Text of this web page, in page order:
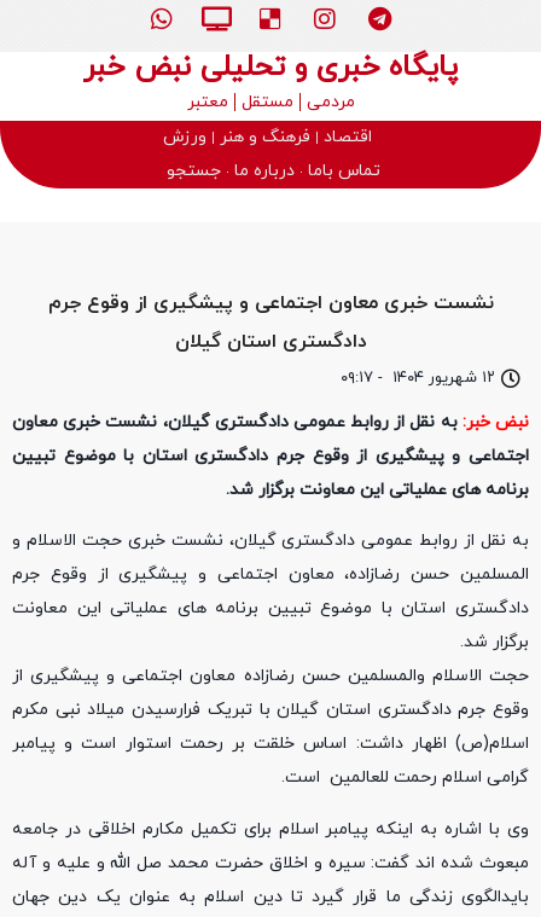
پایگاه خبری و تحلیلی نبض خبر
مردمی مستقل
معتبر
اقتصاد
فرهنگ و هنر
ورزش
تماس باما درباره ما جستجو
۱۲ شهریور ۱۴۰۴ - ۰۹:۱۷
نشست خبری معاون اجتماعی و پیشگیری از وقوع جرم
دادگستری استان گیلان
نبض خبر: به نقل از روابط عمومی دادگستری گیلان، نشست خبری معاون
اجتماعی و پیشگیری از وقوع جرم دادگستری استان با موضوع تبیین
برنامه های عملیاتی این معاونت برگزار شد‌.
به نقل از روابط عمومی دادگستری گیلان، نشست خبری حجت الاسلام و
المسلمین حسن رضازاده، معاون اجتماعی و پیشگیری از وقوع جرم
دادگستری استان با موضوع تبیین برنامه های عملیاتی این معاونت
برگزار شد‌.
حجت الاسلام والمسلمین حسن رضازاده معاون اجتماعی و پیشگیری از
وقوع جرم دادگستری استان گیلان با تبریک فرارسیدن میلاد نبی مکرم
اسلام(ص) اظهار داشت: اساس خلقت بر رحمت استوار است و پیامبر
گرامی اسلام رحمت للعالمین است.
وی با اشاره به اینکه پیامبر اسلام برای تکمیل مکارم اخلاقی در جامعه
مبعوث شده اند گفت: سیره و اخلاق حضرت محمد صل الله و علیه و آله
بایدالگوی زندگی ما قرار گیرد تا دین اسلام به عنوان یک دین جهان